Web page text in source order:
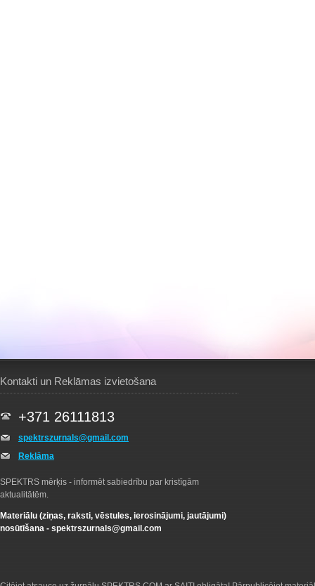
Kontakti un Reklāmas izvietošana
+371 26111813
spektrszurnals@gmail.com
Reklāma
SPEKTRS mērķis - informēt sabiedrību par kristīgām
aktualitātēm.
Materiālu (ziņas, raksti, vēstules, ierosinājumi, jautājumi)
nosūtīšana - spektrszurnals@gmail.com